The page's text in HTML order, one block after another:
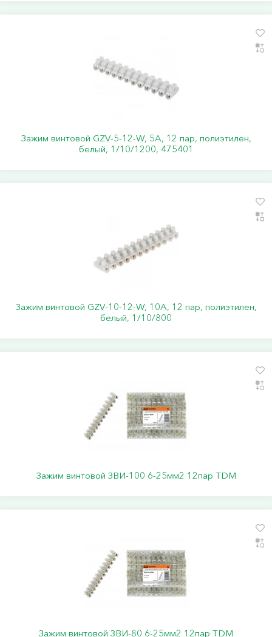
Зажим винтовой GZV-5-12-W, 5А, 12 пар, полиэтилен,
белый, 1/10/1200, 475401
Зажим винтовой GZV-10-12-W, 10А, 12 пар, полиэтилен,
белый, 1/10/800
Зажим винтовой ЗВИ-100 6-25мм2 12пар TDM
Зажим винтовой ЗВИ-80 6-25мм2 12пар TDM